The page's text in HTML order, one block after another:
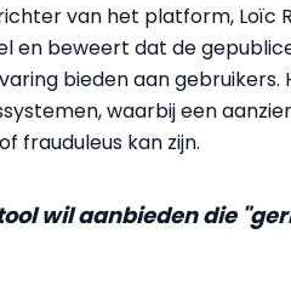
van het platform, Loïc
en beweert dat de
bieden aan gebruikers.
waarbij een
frauduleus kan zijn.
wil aanbieden die